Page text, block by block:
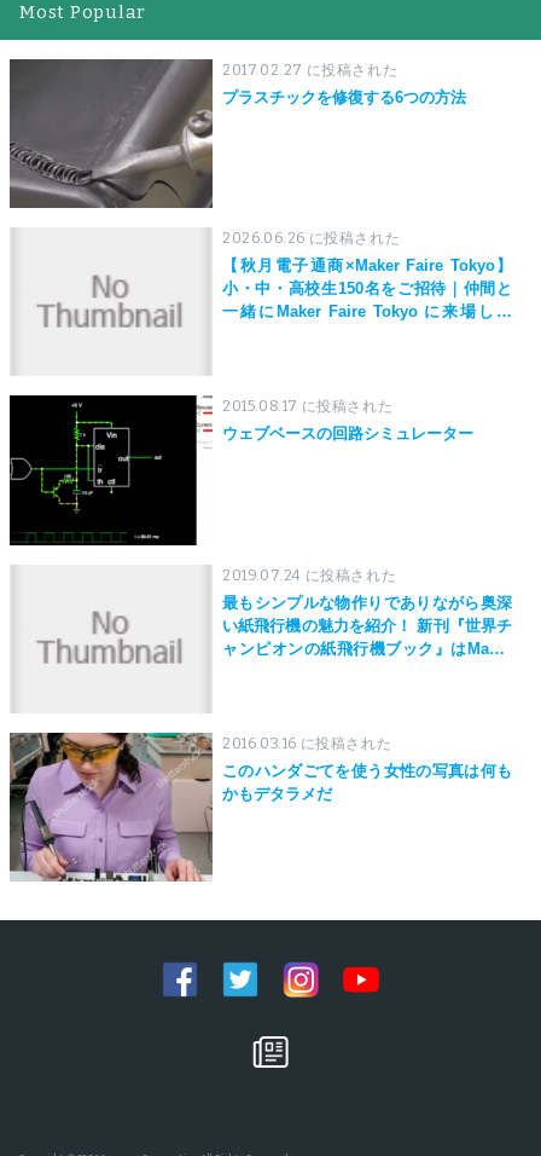
Most Popular
2017.02.27 に投稿された
プラスチックを修復する6つの方法
2026.06.26 に投稿された
【秋月電子通商×Maker Faire Tokyo】
小・中・高校生150名をご招待｜仲間と
一緒にMaker Faire Tokyo に来場しよ
2015.08.17 に投稿された
ウェブベースの回路シミュレーター
2019.07.24 に投稿された
最もシンプルな物作りでありながら奥深
い紙飛行機の魅力を紹介！ 新刊『世界チ
ャンピオンの紙飛行機ブック』はMaker
2016.03.16 に投稿された
このハンダごてを使う女性の写真は何も
かもデタラメだ